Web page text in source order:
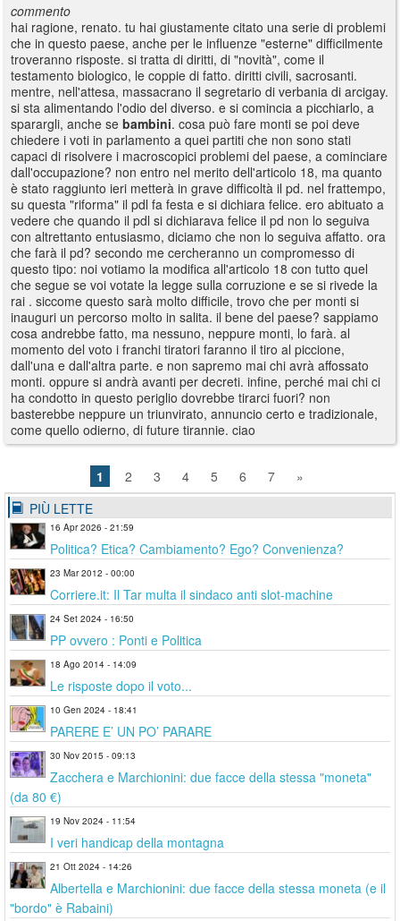
commento
hai ragione, renato. tu hai giustamente citato una serie di problemi
che in questo paese, anche per le influenze "esterne" difficilmente
troveranno risposte. si tratta di diritti, di "novità", come il
testamento biologico, le coppie di fatto. diritti civili, sacrosanti.
mentre, nell'attesa, massacrano il segretario di verbania di arcigay.
si sta alimentando l'odio del diverso. e si comincia a picchiarlo, a
sparargli, anche se bambini. cosa può fare monti se poi deve
chiedere i voti in parlamento a quei partiti che non sono stati
capaci di risolvere i macroscopici problemi del paese, a cominciare
dall'occupazione? non entro nel merito dell'articolo 18, ma quanto
è stato raggiunto ieri metterà in grave difficoltà il pd. nel frattempo,
su questa "riforma" il pdl fa festa e si dichiara felice. ero abituato a
vedere che quando il pdl si dichiarava felice il pd non lo seguiva
con altrettanto entusiasmo, diciamo che non lo seguiva affatto. ora
che farà il pd? secondo me cercheranno un compromesso di
questo tipo: noi votiamo la modifica all'articolo 18 con tutto quel
che segue se voi votate la legge sulla corruzione e se si rivede la
rai . siccome questo sarà molto difficile, trovo che per monti si
inauguri un percorso molto in salita. il bene del paese? sappiamo
cosa andrebbe fatto, ma nessuno, neppure monti, lo farà. al
momento del voto i franchi tiratori faranno il tiro al piccione,
dall'una e dall'altra parte. e non sapremo mai chi avrà affossato
monti. oppure si andrà avanti per decreti. infine, perché mai chi ci
ha condotto in questo periglio dovrebbe tirarci fuori? non
basterebbe neppure un triunvirato, annuncio certo e tradizionale,
come quello odierno, di future tirannie. ciao
1 2 3 4 5 6 7
»
PIÙ LETTE
16 Apr 2026 - 21:59
Politica? Etica? Cambiamento? Ego? Convenienza?
23 Mar 2012 - 00:00
Corriere.it: Il Tar multa il sindaco anti slot-machine
24 Set 2024 - 16:50
PP ovvero : Ponti e Politica
18 Ago 2014 - 14:09
Le risposte dopo il voto...
10 Gen 2024 - 18:41
PARERE E’ UN PO’ PARARE
30 Nov 2015 - 09:13
Zacchera e Marchionini: due facce della stessa "moneta"
(da 80 €)
19 Nov 2024 - 11:54
I veri handicap della montagna
21 Ott 2024 - 14:26
Albertella e Marchionini: due facce della stessa moneta (e il
"bordo" è Rabaini)